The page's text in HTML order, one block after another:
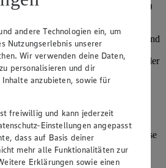
enthalten viel Eiweiß (Protein)
eine Menge Vitamin A, B2
tragen zur Erhaltung von
die Erhaltung normaler Knochen und
Vitamin B2, zu einem normalen
A sorgt für die Erhaltung normaler
trägt zu einer Verringerung von
du z.B. GUT&GÜNSTIG Weichkäse
und GUT&GÜNSTIG Cremosino
andere Technologien ein, um
Nutzungserlebnis unserer
Wir verwenden deine Daten,
personalisieren und dir
anzubieten, sowie für
freiwillig und kann jederzeit
Einstellungen angepasst
dass auf Basis deiner
mehr alle Funktionalitäten zur
Erklärungen sowie einen